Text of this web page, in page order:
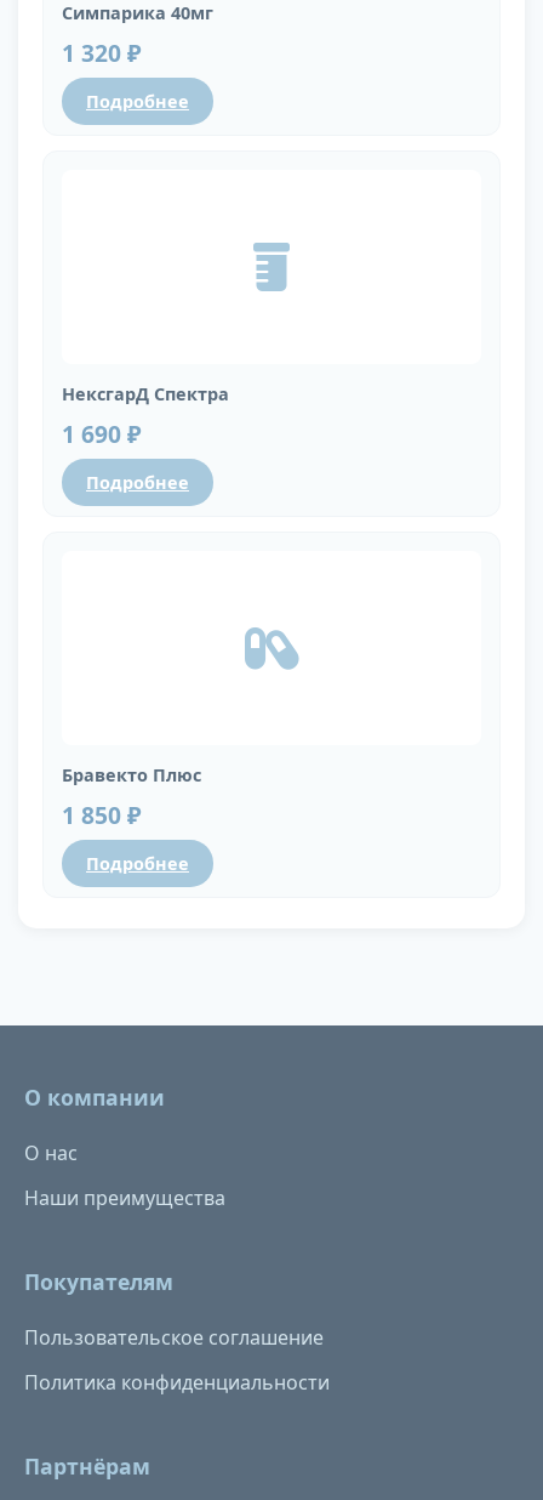
Симпарика 40мг
1 320 ₽
Подробнее
НексгарД Спектра
1 690 ₽
Подробнее
Бравекто Плюс
1 850 ₽
Подробнее
О компании
О нас
Наши преимущества
Покупателям
Пользовательское соглашение
Политика конфиденциальности
Партнёрам